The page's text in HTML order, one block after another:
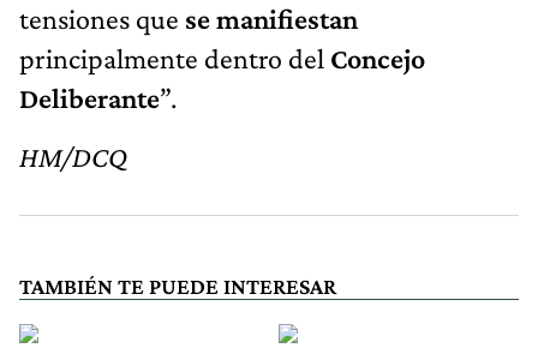
tensiones que se manifiestan
principalmente dentro del Concejo
Deliberante”.
HM/DCQ
TAMBIÉN TE PUEDE INTERESAR